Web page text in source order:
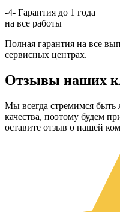
-4- Гарантия до 1 года
на все работы
Полная гарантия на все
сервисных центрах.
Отзывы наших
Мы всегда стремимся быть
качества, поэтому будем
оставите отзыв о нашей